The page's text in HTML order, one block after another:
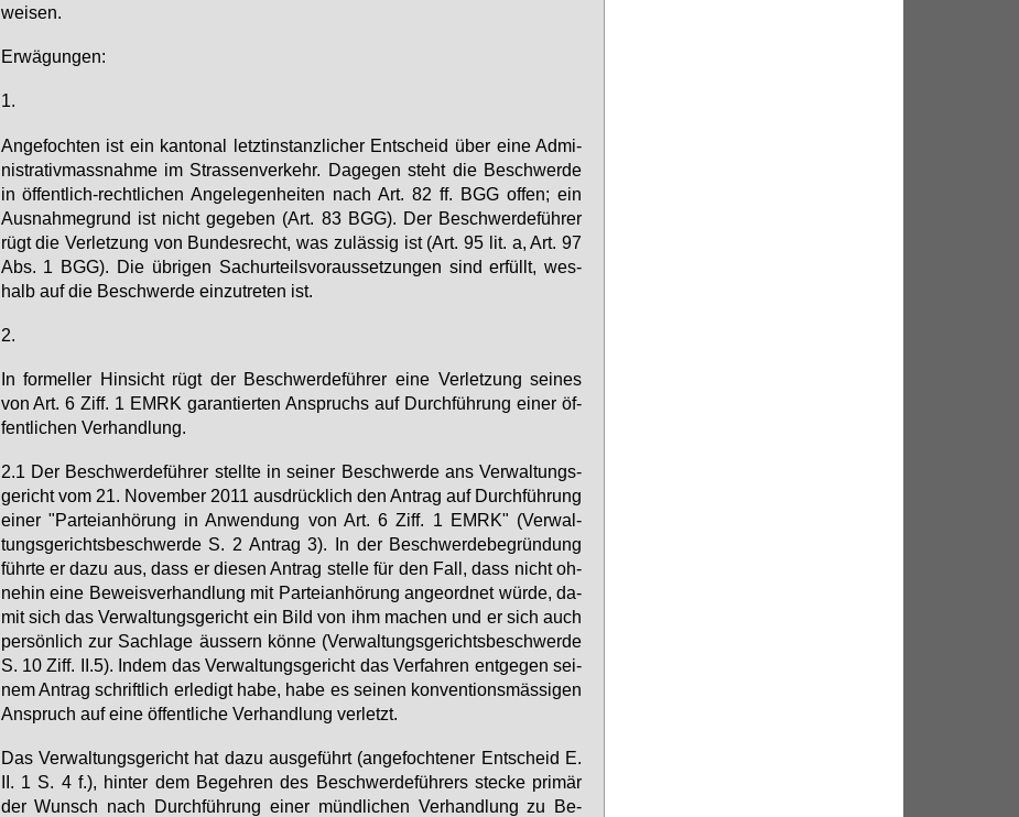
wei­sen.
Er­wä­gun­gen:
1.
An­ge­foch­ten ist ein kan­to­nal letzt­in­stanz­li­cher Ent­scheid über ei­ne Ad­mi­
nis­tra­tiv­mass­nah­me im Stras­sen­ver­kehr. Da­ge­gen steht die Be­schwer­de
in öf­fent­lich-recht­li­chen An­ge­le­gen­hei­ten nach Art. 82 ff. BGG of­fen; ein
Aus­nah­me­grund ist nicht ge­ge­ben (Art. 83 BGG). Der Be­schwer­de­füh­rer
rügt die Ver­let­zung von Bun­des­recht, was zu­läs­sig ist (Art. 95 lit. a, Art. 97
Abs. 1 BGG). Die üb­ri­gen Sa­chur­teils­vor­aus­set­zun­gen sind er­füllt, wes­
halb auf die Be­schwer­de ein­zu­tre­ten ist.
2.
In for­mel­ler Hin­sicht rügt der Be­schwer­de­füh­rer ei­ne Ver­let­zung sei­nes
von Art. 6 Ziff. 1 EM­RK ga­ran­tier­ten An­spruchs auf Durch­füh­rung ei­ner öf­
fent­li­chen Ver­hand­lung.
2.1 Der Be­schwer­de­füh­rer stell­te in sei­ner Be­schwer­de ans Ver­wal­tungs­
ge­richt vom 21. No­vem­ber 2011 aus­drück­lich den An­trag auf Durch­füh­rung
ei­ner "Par­tei­an­hö­rung in An­wen­dung von Art. 6 Ziff. 1 EM­RK" (Ver­wal­
tungs­ge­richts­be­schwer­de S. 2 An­trag 3). In der Be­schwer­de­be­grün­dung
führ­te er da­zu aus, dass er die­sen An­trag stel­le für den Fall, dass nicht oh­
ne­hin ei­ne Be­weis­ver­hand­lung mit Par­tei­an­hö­rung an­ge­ord­net wür­de, da­
mit sich das Ver­wal­tungs­ge­richt ein Bild von ihm ma­chen und er sich auch
per­sön­lich zur Sach­la­ge äus­sern kön­ne (Ver­wal­tungs­ge­richts­be­schwer­de
S. 10 Ziff. II.5). In­dem das Ver­wal­tungs­ge­richt das Ver­fah­ren ent­ge­gen sei­
nem An­trag schrift­lich er­le­digt ha­be, ha­be es sei­nen kon­ven­ti­ons­mäs­si­gen
An­spruch auf ei­ne öf­fent­li­che Ver­hand­lung ver­letzt.
Das Ver­wal­tungs­ge­richt hat da­zu aus­ge­führt (an­ge­foch­te­ner Ent­scheid E.
II. 1 S. 4 f.), hin­ter dem Be­geh­ren des Be­schwer­de­füh­rers ste­cke pri­mär
der Wunsch nach Durch­füh­rung ei­ner münd­li­chen Ver­hand­lung zu Be­